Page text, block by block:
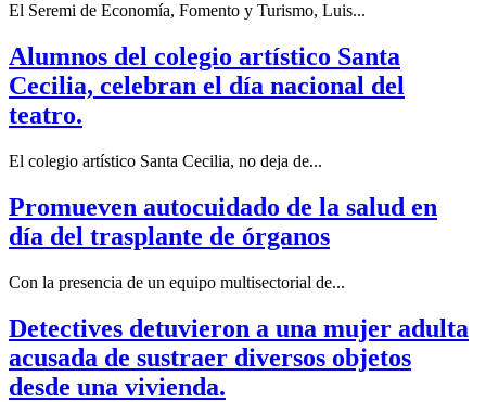
El Seremi de Economía, Fomento y Turismo, Luis...
Alumnos del colegio artístico Santa
Cecilia, celebran el día nacional del
teatro.
El colegio artístico Santa Cecilia, no deja de...
Promueven autocuidado de la salud en
día del trasplante de órganos
Con la presencia de un equipo multisectorial de...
Detectives detuvieron a una mujer adulta
acusada de sustraer diversos objetos
desde una vivienda.